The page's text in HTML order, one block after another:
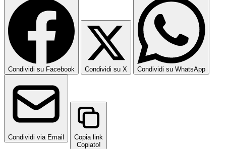
Condividi su Facebook Condividi su X Condividi su WhatsApp
Condividi via Email
Copia link
Copiato!